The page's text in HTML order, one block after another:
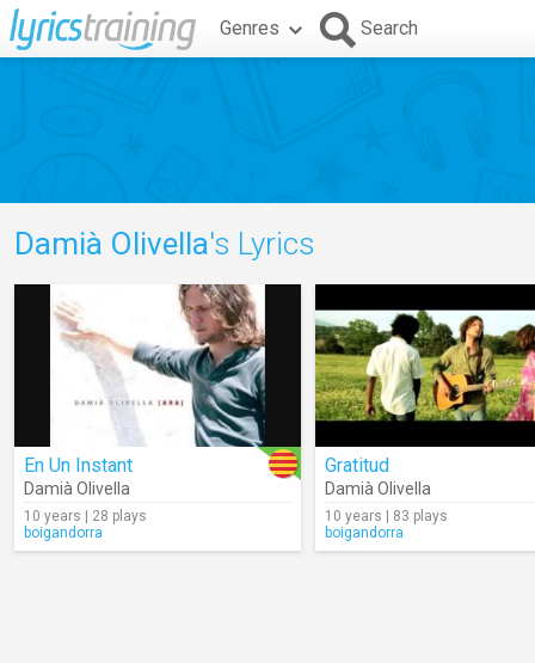
Genres Search
Damià Olivella's Lyrics
En Un Instant
Damià Olivella
10 years | 28 plays
boigandorra
Gratitud
Damià Olivella
10 years | 83 plays
boigandorra